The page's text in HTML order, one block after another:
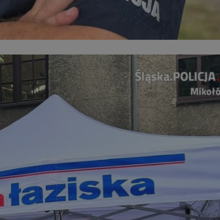
sesji.
sesji.
dotyczących
z witryny.
prywatności
przestrzeganie
użytkownik nie
preferencji,
z regulacjami
identyfikatora
obsługuje
optymalizacji
przechowywania
do usług
czy użytkownik
lub reklamy.